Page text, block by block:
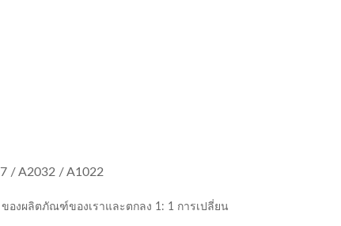
/ A2032 / A1022
องผลิตภัณฑ์ของเราและตกลง 1: 1 การเปลี่ยน